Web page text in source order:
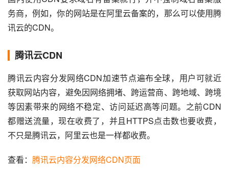
务商，例如，你的网站是在阿里云备案的，那么可以使用腾
讯云的CDN。
腾讯云CDN
腾讯云内容分发网络CDN加速节点遍布全球，用户可就近
获取网站内容，避免因网络拥堵、跨运营商、跨地域、跨境
等因素带来的网络不稳定、访问延迟高等问题。之前CDN
都赠送流量，现在收费了，并且HTTPS点击数也要收费，
不只是腾讯云，阿里云也是一样都收费。
查看： 腾讯云内容分发网络CDN页面